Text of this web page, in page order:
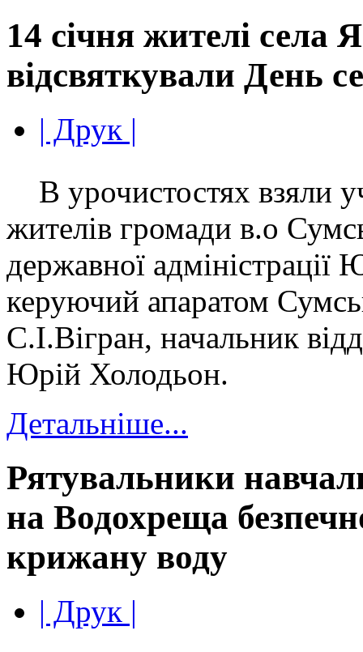
14 січня жителі села
відсвяткували День
| Друк |
В урочистостях взяли
жителів громади в.о
державної адміністрації
керуючий апаратом
С.І.Вігран, начальник
Юрій Холодьон.
Детальніше...
Рятувальники
на Водохреща
крижану воду
| Друк |